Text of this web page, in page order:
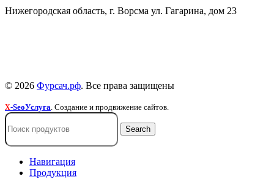
Нижегородская область, г. Ворсма ул. Гагарина, дом 23
© 2026 Фурсач.рф. Все права защищены
X-SeoУслуга . Создание и продвижение сайтов.
Search
Навигация
Продукция